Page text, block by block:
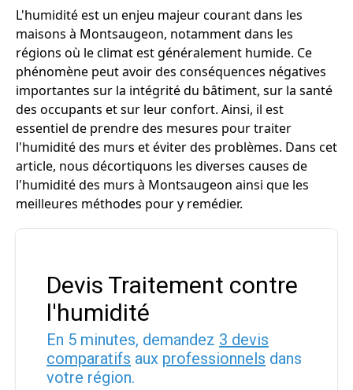
L'humidité est un enjeu majeur courant dans les
maisons à Montsaugeon, notamment dans les
régions où le climat est généralement humide. Ce
phénomène peut avoir des conséquences négatives
importantes sur la intégrité du bâtiment, sur la santé
des occupants et sur leur confort. Ainsi, il est
essentiel de prendre des mesures pour traiter
l'humidité des murs et éviter des problèmes. Dans cet
article, nous décortiquons les diverses causes de
l'humidité des murs à Montsaugeon ainsi que les
meilleures méthodes pour y remédier.
Devis Traitement contre
l'humidité
En 5 minutes, demandez 3 devis
comparatifs aux professionnels dans
votre région.